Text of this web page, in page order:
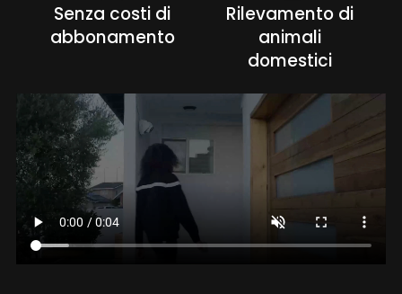
Senza costi di
abbonamento
Rilevamento di
animali
domestici